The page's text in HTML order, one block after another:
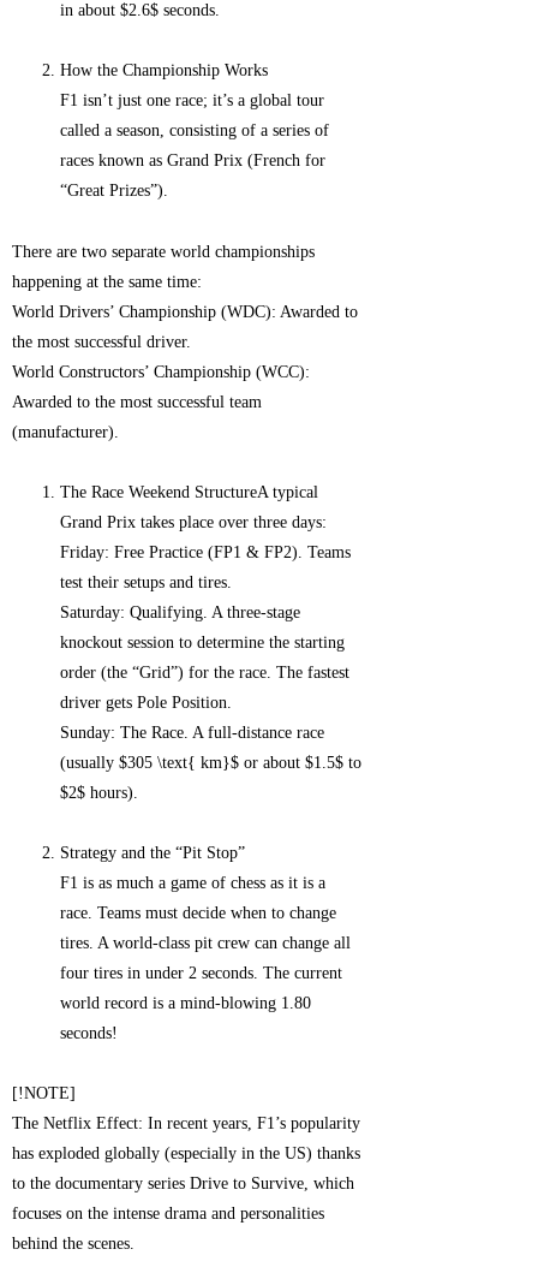
in about $2.6$ seconds.
How the Championship Works
F1 isn’t just one race; it’s a global tour
called a season, consisting of a series of
races known as Grand Prix (French for
“Great Prizes”).
There are two separate world championships
happening at the same time:
World Drivers’ Championship (WDC): Awarded to
the most successful driver.
World Constructors’ Championship (WCC):
Awarded to the most successful team
(manufacturer).
The Race Weekend StructureA typical
Grand Prix takes place over three days:
Friday: Free Practice (FP1 & FP2). Teams
test their setups and tires.
Saturday: Qualifying. A three-stage
knockout session to determine the starting
order (the “Grid”) for the race. The fastest
driver gets Pole Position.
Sunday: The Race. A full-distance race
(usually $305 \text{ km}$ or about $1.5$ to
$2$ hours).
Strategy and the “Pit Stop”
F1 is as much a game of chess as it is a
race. Teams must decide when to change
tires. A world-class pit crew can change all
four tires in under 2 seconds. The current
world record is a mind-blowing 1.80
seconds!
[!NOTE]
The Netflix Effect: In recent years, F1’s popularity
has exploded globally (especially in the US) thanks
to the documentary series Drive to Survive, which
focuses on the intense drama and personalities
behind the scenes.